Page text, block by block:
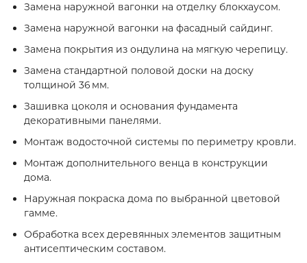
Замена наружной вагонки на отделку блокхаусом.
Замена наружной вагонки на фасадный сайдинг.
Замена покрытия из ондулина на мягкую черепицу.
Замена стандартной половой доски на доску
толщиной 36 мм.
Зашивка цоколя и основания фундамента
декоративными панелями.
Монтаж водосточной системы по периметру кровли.
Монтаж дополнительного венца в конструкции
дома.
Наружная покраска дома по выбранной цветовой
гамме.
Обработка всех деревянных элементов защитным
антисептическим составом.